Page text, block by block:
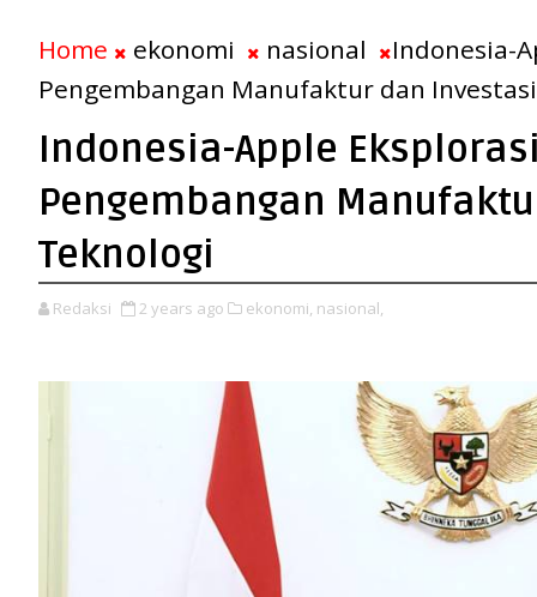
Home ekonomi nasional
Indonesia-
Pengembangan Manufaktur dan
Indonesia-Apple
Pengembangan
Teknologi
Redaksi 2 years ago ekonomi, nasional,